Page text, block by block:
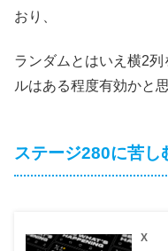
おり、
ランダムとはいえ横2
ルはある程度有効かと
ステージ280に苦し
X